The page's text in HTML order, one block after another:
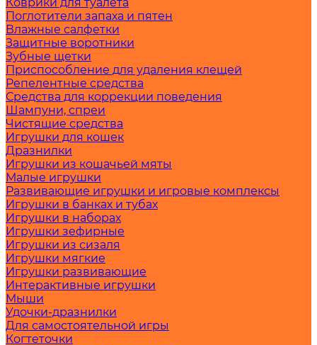
Поглотители запаха и пятен
Влажные салфетки
Защитные воротники
Зубные щетки
Приспособление для удаления клещей
Репелентные средства
Средства для коррекции поведения
Шампуни, спреи
Чистящие средства
Игрушки для кошек
Дразнилки
Игрушки из кошачьей мяты
Малые игрушки
Развивающие игрушки и игровые комплексы
Игрушки в банках и тубах
Игрушки в наборах
Игрушки зефирные
Игрушки из сизаля
Игрушки мягкие
Игрушки развивающие
Интерактивные игрушки
Мыши
Удочки-дразнилки
Для самостоятельной игры
Когтеточки